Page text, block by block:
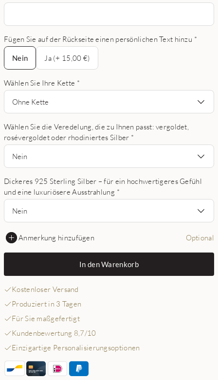
Fügen Sie auf der Rückseite einen persönlichen Text hinzu *
Nein
Nein
Ja (+ 15,00 €)
Wählen Sie Ihre Kette *
Ohne Kette
Wählen Sie die Veredelung, die zu Ihnen passt: vergoldet,
rosévergoldet oder rhodiniertes Silber *
Nein
Dickeres 925 Sterling Silber – für ein hochwertigeres Gefühl
und eine luxuriösere Ausstrahlung *
Nein
Anmerkung hinzufügen Optional
In den Warenkorb
Kostenloser Versand
Produziert in 3 Tagen
Für Sie maßgefertigt
Kundenbewertung 8,7/10
Einzigartige Personalisierungsoptionen